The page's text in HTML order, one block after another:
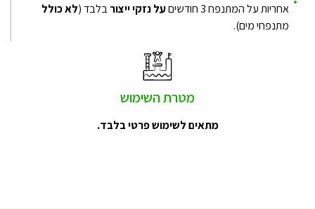
אחריות על המתנפח 3 חודשים
על נזקי ייצורבלבד (לא כולל
מתנפחי מים).
מטרת השימוש
מתאים לשימוש פרטי בלבד.